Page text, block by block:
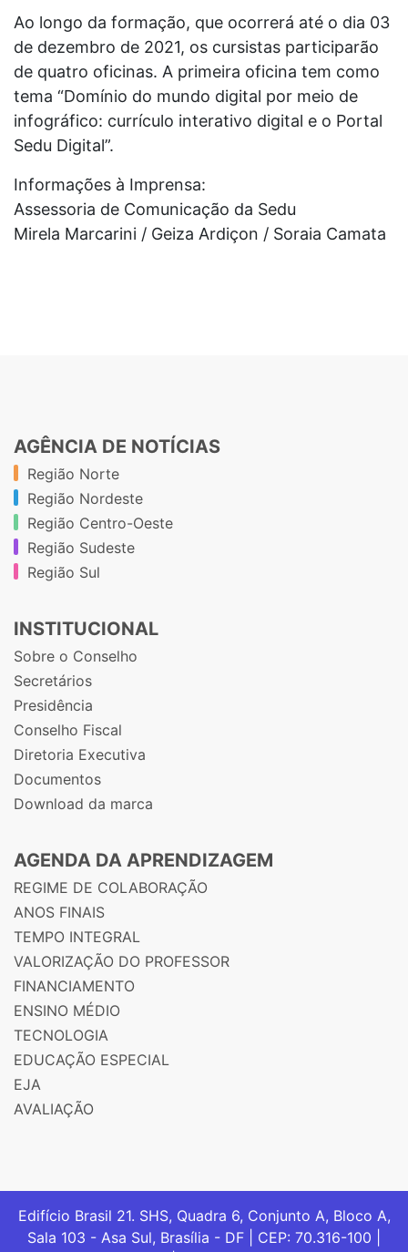
Ao longo da formação, que ocorrerá até o dia 03
de dezembro de 2021, os cursistas participarão
de quatro oficinas. A primeira oficina tem como
tema “Domínio do mundo digital por meio de
infográfico: currículo interativo digital e o Portal
Sedu Digital”.
Informações à Imprensa:
Assessoria de Comunicação da Sedu
Mirela Marcarini / Geiza Ardiçon / Soraia Camata
AGÊNCIA DE NOTÍCIAS
Região Norte
Região Nordeste
Região Centro-Oeste
Região Sudeste
Região Sul
INSTITUCIONAL
Sobre o Conselho
Secretários
Presidência
Conselho Fiscal
Diretoria Executiva
Documentos
Download da marca
AGENDA DA APRENDIZAGEM
REGIME DE COLABORAÇÃO
ANOS FINAIS
TEMPO INTEGRAL
VALORIZAÇÃO DO PROFESSOR
FINANCIAMENTO
ENSINO MÉDIO
TECNOLOGIA
EDUCAÇÃO ESPECIAL
EJA
AVALIAÇÃO
Edifício Brasil 21. SHS, Quadra 6, Conjunto A, Bloco A,
Sala 103 - Asa Sul, Brasília - DF | CEP: 70.316-100 |